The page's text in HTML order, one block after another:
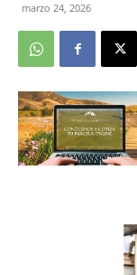
marzo 24, 2026